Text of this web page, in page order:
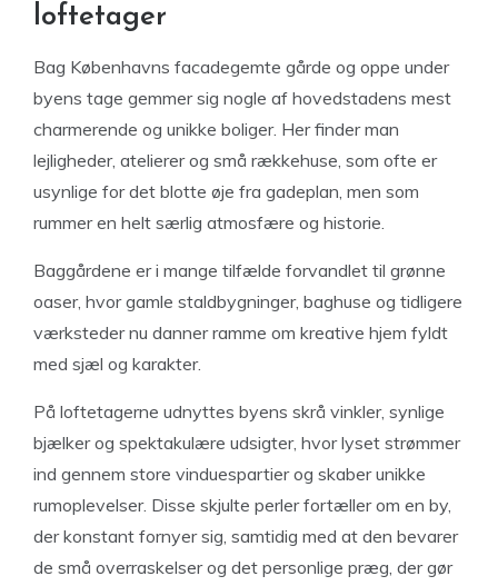
loftetager
Bag Københavns facadegemte gårde og oppe under
byens tage gemmer sig nogle af hovedstadens mest
charmerende og unikke boliger. Her finder man
lejligheder, atelierer og små rækkehuse, som ofte er
usynlige for det blotte øje fra gadeplan, men som
rummer en helt særlig atmosfære og historie.
Baggårdene er i mange tilfælde forvandlet til grønne
oaser, hvor gamle staldbygninger, baghuse og tidligere
værksteder nu danner ramme om kreative hjem fyldt
med sjæl og karakter.
På loftetagerne udnyttes byens skrå vinkler, synlige
bjælker og spektakulære udsigter, hvor lyset strømmer
ind gennem store vinduespartier og skaber unikke
rumoplevelser. Disse skjulte perler fortæller om en by,
der konstant fornyer sig, samtidig med at den bevarer
de små overraskelser og det personlige præg, der gør